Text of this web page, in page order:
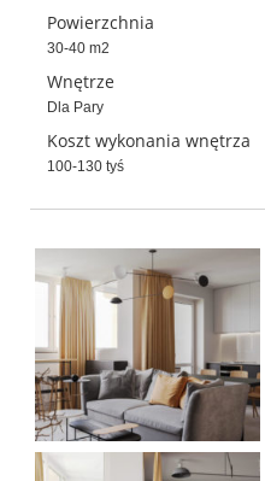
Powierzchnia
30-40 m2
Wnętrze
Dla Pary
Koszt wykonania wnętrza
100-130 tyś